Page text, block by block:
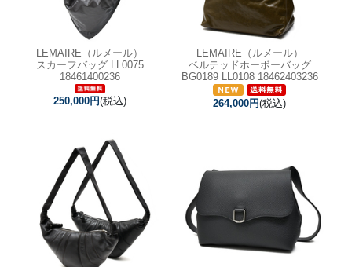
LEMAIRE（ルメール）
スカーフバッグ LL0075
18461400236
250,000円(税込)
LEMAIRE（ルメール）
ベルテッドホーボーバッグ
BG0189 LL0108 18462403236
264,000円(税込)